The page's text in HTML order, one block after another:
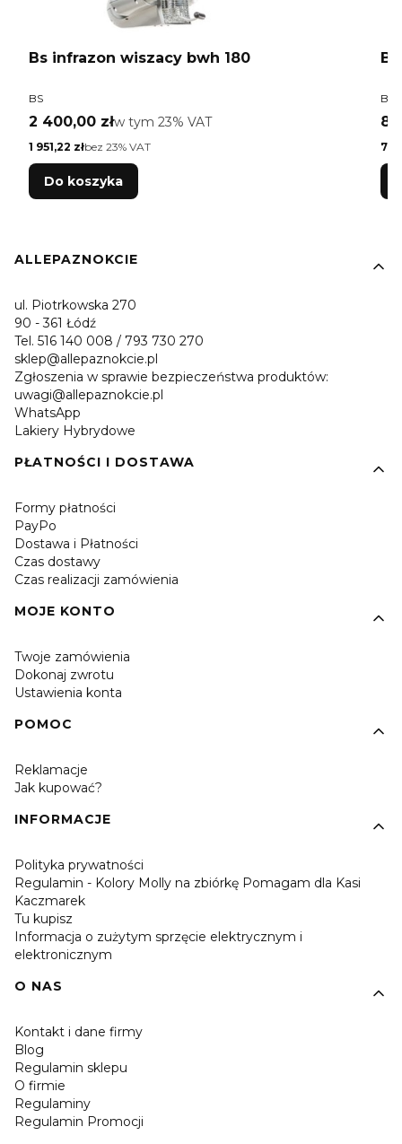
Bs infrazon wiszacy bwh 180
PRODUCENT
BS
Cena brutto
2 400,00 złw tym %s VAT
w tym 23% VAT
Cena netto
1 951,22 złbez 23% VAT
Do koszyka
BS
Linki w stopce
ALLEPAZNOKCIE
ul. Piotrkowska 270
90 - 361 Łódź
Tel. 516 140 008 / 793 730 270
sklep@allepaznokcie.pl
Zgłoszenia w sprawie bezpieczeństwa produktów:
uwagi@allepaznokcie.pl
WhatsApp
Lakiery Hybrydowe
PŁATNOŚCI I DOSTAWA
Formy płatności
PayPo
Dostawa i Płatności
Czas dostawy
Czas realizacji zamówienia
MOJE KONTO
Twoje zamówienia
Dokonaj zwrotu
Ustawienia konta
POMOC
Reklamacje
Jak kupować?
INFORMACJE
Polityka prywatności
Regulamin - Kolory Molly na zbiórkę Pomagam dla Kasi
Kaczmarek
Tu kupisz
Informacja o zużytym sprzęcie elektrycznym i
elektronicznym
O NAS
Kontakt i dane firmy
Blog
Regulamin sklepu
O firmie
Regulaminy
Regulamin Promocji